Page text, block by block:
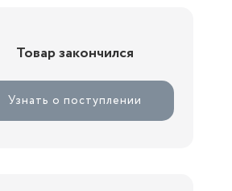
Товар закончился
Узнать о поступлении